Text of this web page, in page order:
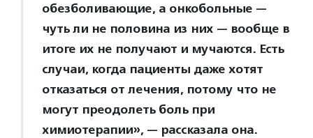
обезболивающие, а онкобольные —
чуть ли не половина из них — вообще в
итоге их не получают и мучаются. Есть
случаи, когда пациенты даже хотят
отказаться от лечения, потому что не
могут преодолеть боль при
химиотерапии», — рассказала она.